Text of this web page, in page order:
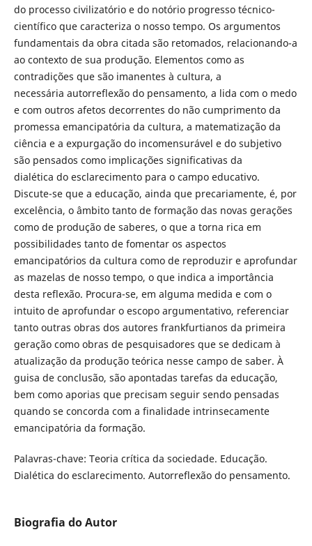
do processo civilizatório e do notório progresso técnico-
científico que caracteriza o nosso tempo. Os argumentos
fundamentais da obra citada são retomados, relacionando-a
ao contexto de sua produção. Elementos como as
contradições que são imanentes à cultura, a
necessária autorreflexão do pensamento, a lida com o medo
e com outros afetos decorrentes do não cumprimento da
promessa emancipatória da cultura, a matematização da
ciência e a expurgação do incomensurável e do subjetivo
são pensados como implicações significativas da
dialética do esclarecimento para o campo educativo.
Discute-se que a educação, ainda que precariamente, é, por
excelência, o âmbito tanto de formação das novas gerações
como de produção de saberes, o que a torna rica em
possibilidades tanto de fomentar os aspectos
emancipatórios da cultura como de reproduzir e aprofundar
as mazelas de nosso tempo, o que indica a importância
desta reflexão. Procura-se, em alguma medida e com o
intuito de aprofundar o escopo argumentativo, referenciar
tanto outras obras dos autores frankfurtianos da primeira
geração como obras de pesquisadores que se dedicam à
atualização da produção teórica nesse campo de saber. À
guisa de conclusão, são apontadas tarefas da educação,
bem como aporias que precisam seguir sendo pensadas
quando se concorda com a finalidade intrinsecamente
emancipatória da formação.
Palavras-chave: Teoria crítica da sociedade. Educação.
Dialética do esclarecimento. Autorreflexão do pensamento.
Biografia do Autor